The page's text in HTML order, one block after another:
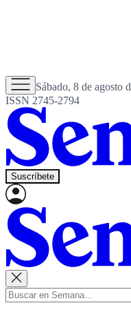
Sábado, 8 de agosto
ISSN 2745-2794
Suscríbete